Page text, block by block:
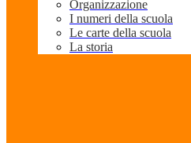
Organizzazione
I numeri della scuola
Le carte della scuola
La storia